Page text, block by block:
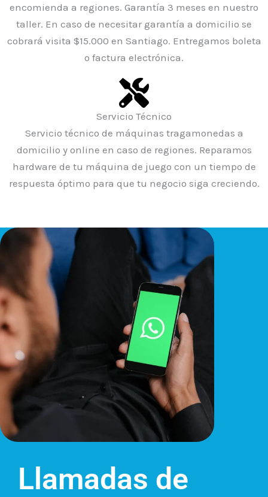
encomienda a regiones. Garantía 3 meses en nuestro
taller. En caso de necesitar garantía a domicilio se
cobrará visita $15.000 en Santiago. Entregamos boleta
o factura electrónica.
Servicio Técnico
Servicio técnico de máquinas tragamonedas a
domicilio y online en caso de regiones. Reparamos
hardware de tu máquina de juego con un tiempo de
respuesta óptimo para que tu negocio siga creciendo.
Llamadas de